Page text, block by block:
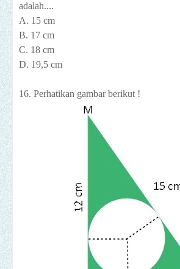
adalah....
A. 15 cm
B. 17 cm
C. 18 cm
D. 19,5 cm
16. Perhatikan gambar berikut !